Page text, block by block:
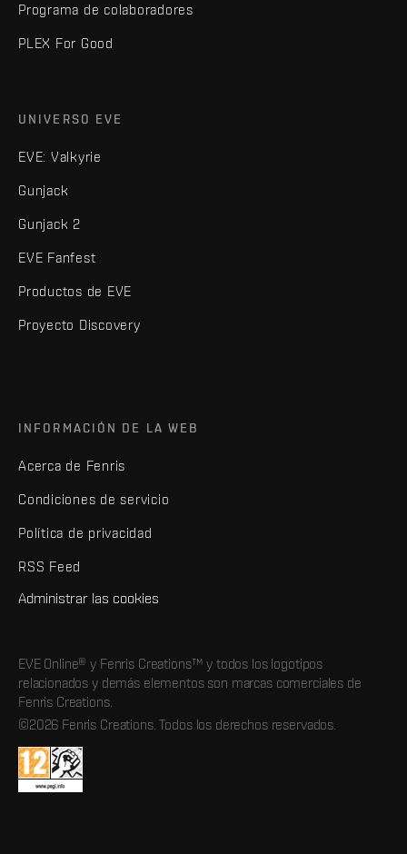
Programa de colaboradores
PLEX For Good
UNIVERSO EVE
EVE: Valkyrie
Gunjack
Gunjack 2
EVE Fanfest
Productos de EVE
Proyecto Discovery
INFORMACIÓN DE LA WEB
Acerca de Fenris
Condiciones de servicio
Política de privacidad
RSS Feed
Administrar las cookies
EVE Online® y Fenris Creations™ y todos los logotipos
relacionados y demás elementos son marcas comerciales de
Fenris Creations.
©2026 Fenris Creations. Todos los derechos reservados.